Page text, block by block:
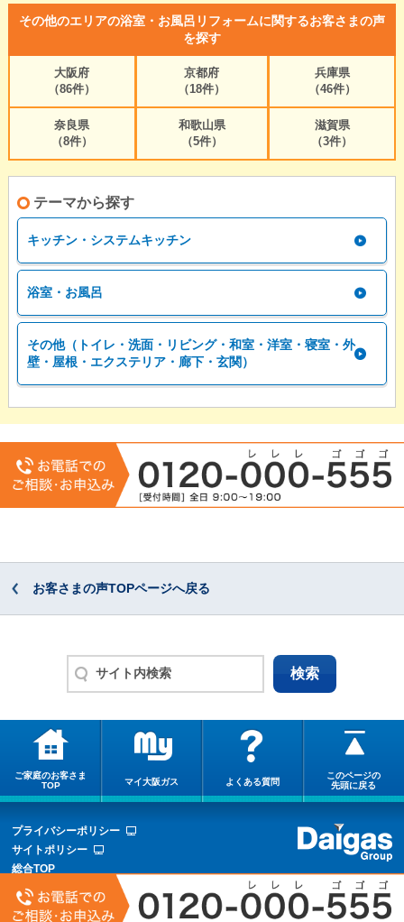
その他のエリアの浴室・お風呂リフォームに関するお客さまの声
を探す
大阪府
（86件）
京都府
（18件）
兵庫県
（46件）
奈良県
（8件）
和歌山県
（5件）
滋賀県
（3件）
テーマから探す
キッチン・システムキッチン
浴室・お風呂
その他（トイレ・洗面・リビング・和室・洋室・寝室・外
壁・屋根・エクステリア・廊下・玄関）
お客さまの声TOPページへ戻る
ご家庭のお客さま
TOP
マイ大阪ガス よくある質問
このページの
先頭に戻る
プライバシーポリシー
サイトポリシー
総合TOP
サイトマップ